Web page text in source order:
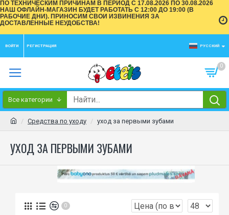
ПО ТЕХНИЧЕСКИМ ПРИЧИНАМ В ПЕРИОД С 17.08.2026 ПО 30.08.2026
НАШ ОФЛАЙН-МАГАЗИН БУДЕТ РАБОТАТЬ С 12:00 ДО 19:00 (В
РАБОЧИЕ ДНИ). ПРИНОСИМ СВОИ ИЗВИНЕНИЯ ЗА
ДОСТАВЛЕННЫЕ НЕУДОБСТВА!
ВОЙТИ РЕГИСТРАЦИЯ РУССКИЙ
0
Все категории
Средства по уходу уход за первыми зубами
УХОД ЗА ПЕРВЫМИ ЗУБАМИ
0